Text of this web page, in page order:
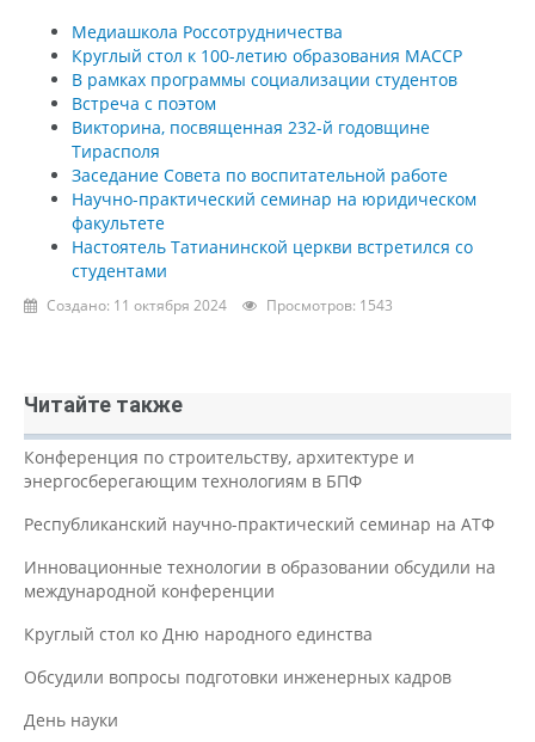
Медиашкола Россотрудничества
Круглый стол к 100-летию образования МАССР
В рамках программы социализации студентов
Встреча с поэтом
Викторина, посвященная 232-й годовщине
Тирасполя
Заседание Совета по воспитательной работе
Научно-практический семинар на юридическом
факультете
Настоятель Татианинской церкви встретился со
студентами
Создано: 11 октября 2024 Просмотров: 1543
Читайте также
Конференция по строительству, архитектуре и
энергосберегающим технологиям в БПФ
Республиканский научно-практический семинар на АТФ
Инновационные технологии в образовании обсудили на
международной конференции
Круглый стол ко Дню народного единства
Обсудили вопросы подготовки инженерных кадров
День науки